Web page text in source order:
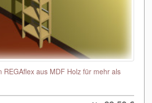
REGAflex aus MDF Holz für mehr als